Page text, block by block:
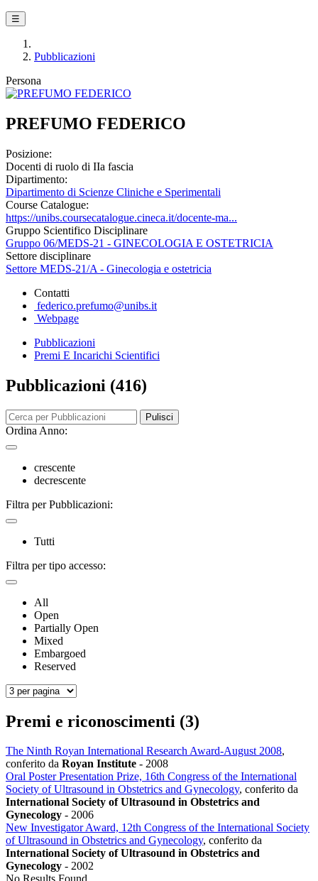
☰
Pubblicazioni
Persona
PREFUMO FEDERICO
Posizione:
Docenti di ruolo di IIa fascia
Dipartimento:
Dipartimento di Scienze Cliniche e Sperimentali
Course Catalogue:
https://unibs.coursecatalogue.cineca.it/docente-ma...
Gruppo Scientifico Disciplinare
Gruppo 06/MEDS-21 - GINECOLOGIA E OSTETRICIA
Settore disciplinare
Settore MEDS-21/A - Ginecologia e ostetricia
Contatti
federico.prefumo@unibs.it
Webpage
Pubblicazioni
Premi E Incarichi Scientifici
Pubblicazioni (416)
Pulisci
Ordina Anno:
crescente
decrescente
Filtra per Pubblicazioni:
Tutti
Filtra per tipo accesso:
All
Open
Partially Open
Mixed
Embargoed
Reserved
Premi e riconoscimenti (3)
The Ninth Royan International Research Award-August 2008,
conferito da Royan Institute - 2008
Oral Poster Presentation Prize, 16th Congress of the International
Society of Ultrasound in Obstetrics and Gynecology, conferito da
International Society of Ultrasound in Obstetrics and
Gynecology - 2006
New Investigator Award, 12th Congress of the International Society
of Ultrasound in Obstetrics and Gynecology, conferito da
International Society of Ultrasound in Obstetrics and
Gynecology - 2002